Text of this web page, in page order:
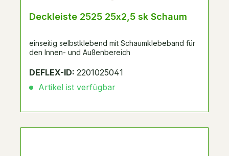
Deckleiste 2525 25x2,5 sk Schaum
einseitig selbstklebend mit Schaumklebeband für
den Innen- und Außenbereich
DEFLEX-ID: 2201025041
Artikel ist verfügbar